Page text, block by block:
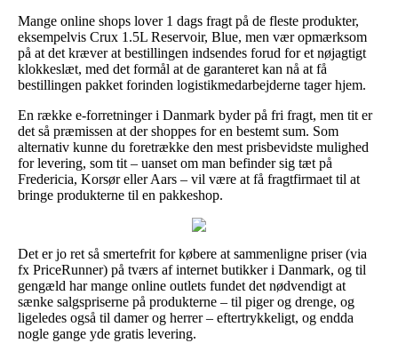
Mange online shops lover 1 dags fragt på de fleste produkter,
eksempelvis Crux 1.5L Reservoir, Blue, men vær opmærksom
på at det kræver at bestillingen indsendes forud for et nøjagtigt
klokkeslæt, med det formål at de garanteret kan nå at få
bestillingen pakket forinden logistikmedarbejderne tager hjem.
En række e-forretninger i Danmark byder på fri fragt, men tit er
det så præmissen at der shoppes for en bestemt sum. Som
alternativ kunne du foretrække den mest prisbevidste mulighed
for levering, som tit – uanset om man befinder sig tæt på
Fredericia, Korsør eller Aars – vil være at få fragtfirmaet til at
bringe produkterne til en pakkeshop.
Det er jo ret så smertefrit for købere at sammenligne priser (via
fx PriceRunner) på tværs af internet butikker i Danmark, og til
gengæld har mange online outlets fundet det nødvendigt at
sænke salgspriserne på produkterne – til piger og drenge, og
ligeledes også til damer og herrer – eftertrykkeligt, og endda
nogle gange yde gratis levering.